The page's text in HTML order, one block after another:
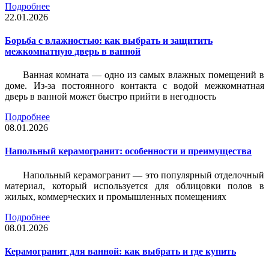
Подробнее
22.01.2026
Борьба с влажностью: как выбрать и защитить
межкомнатную дверь в ванной
Ванная комната — одно из самых влажных помещений в
доме. Из-за постоянного контакта с водой межкомнатная
дверь в ванной может быстро прийти в негодность
Подробнее
08.01.2026
Напольный керамогранит: особенности и преимущества
Напольный керамогранит — это популярный отделочный
материал, который используется для облицовки полов в
жилых, коммерческих и промышленных помещениях
Подробнее
08.01.2026
Керамогранит для ванной: как выбрать и где купить